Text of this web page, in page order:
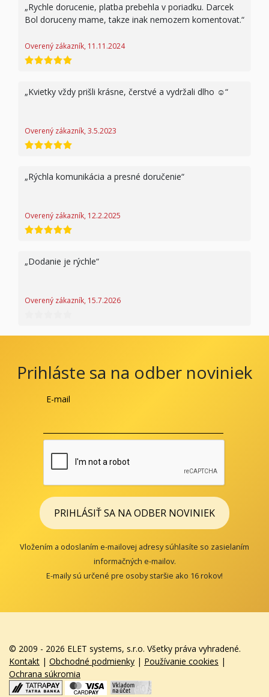
Rychle dorucenie, platba prebehla v poriadku. Darcek
Bol doruceny mame, takze inak nemozem komentovat.
Overený zákazník, 11.11.2024
hodnotenie 5 z 5
Kvietky vždy prišli krásne, čerstvé a vydržali dlho ☺️
Overený zákazník, 3.5.2023
hodnotenie 5 z 5
Rýchla komunikácia a presné doručenie
Overený zákazník, 12.2.2025
hodnotenie 5 z 5
Dodanie je rýchle
Overený zákazník, 15.7.2026
Prihláste sa na odber noviniek
E-mail
PRIHLÁSIŤ SA NA ODBER NOVINIEK
Vložením a odoslaním e-mailovej adresy súhlasíte so zasielaním
informačných e-mailov.
E-maily sú určené pre osoby staršie ako 16 rokov!
© 2009 - 2026 ELET systems, s.r.o. Všetky práva vyhradené.
Kontakt | Obchodné podmienky | Používanie cookies |
Ochrana súkromia